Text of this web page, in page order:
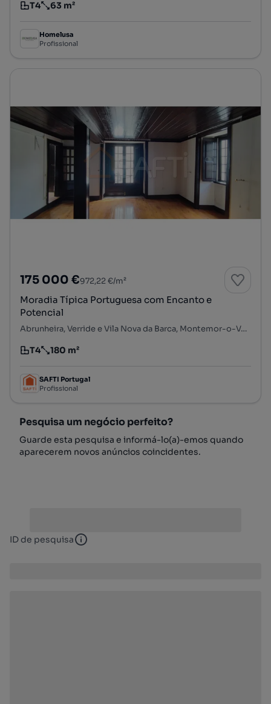
Tipologia
T4
Preço por metro quadrado
63 m²
Homelusa
Profissional
175 000 €972,22 €/m²
Moradia Típica Portuguesa com Encanto e
Potencial
Abrunheira, Verride e Vila Nova da Barca, Montemor-o-Velho, Coimbra
Tipologia
T4
Preço por metro quadrado
180 m²
SAFTI Portugal
Profissional
Pesquisa um negócio perfeito?
Guarde esta pesquisa e informá-lo(a)-emos quando
aparecerem novos anúncios coincidentes.
ID de pesquisa ID de pesquisa